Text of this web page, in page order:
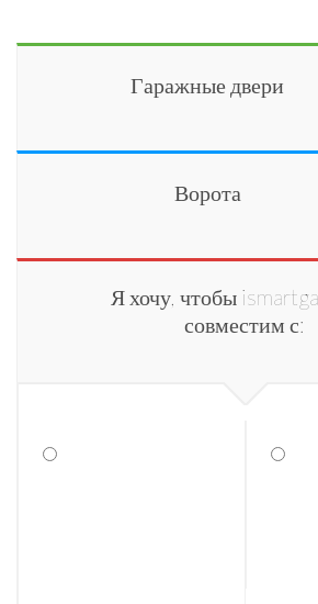
Гаражные двери
Ворота
Я хочу, чтобы
совместим с: